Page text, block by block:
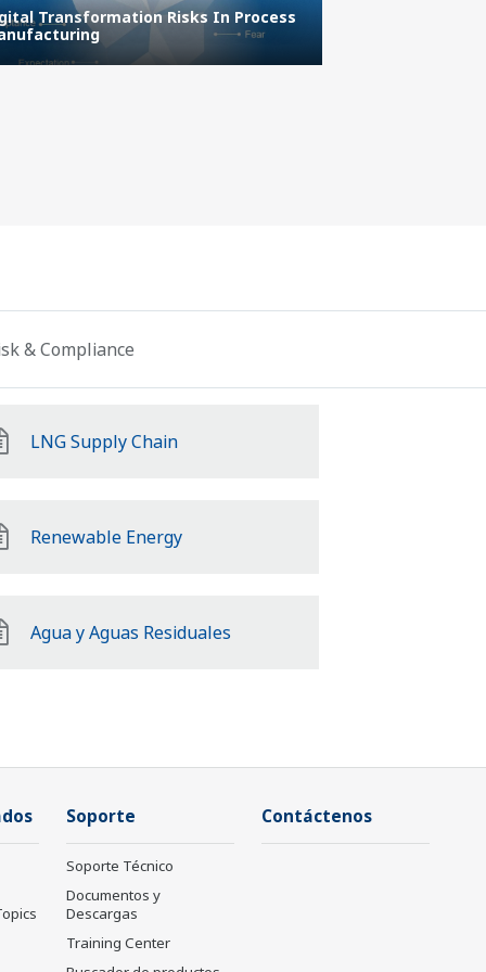
Transformation Risks In Process
& Compliance
LNG Supply Chain
Renewable Energy
Agua y Aguas Residuales
Soporte
Soporte Técnico
Documentos y
Descargas
Training Center
Contáctenos